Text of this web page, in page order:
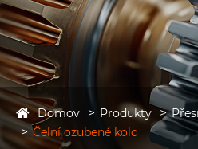
Domov Produkty
Čelní ozubené kolo